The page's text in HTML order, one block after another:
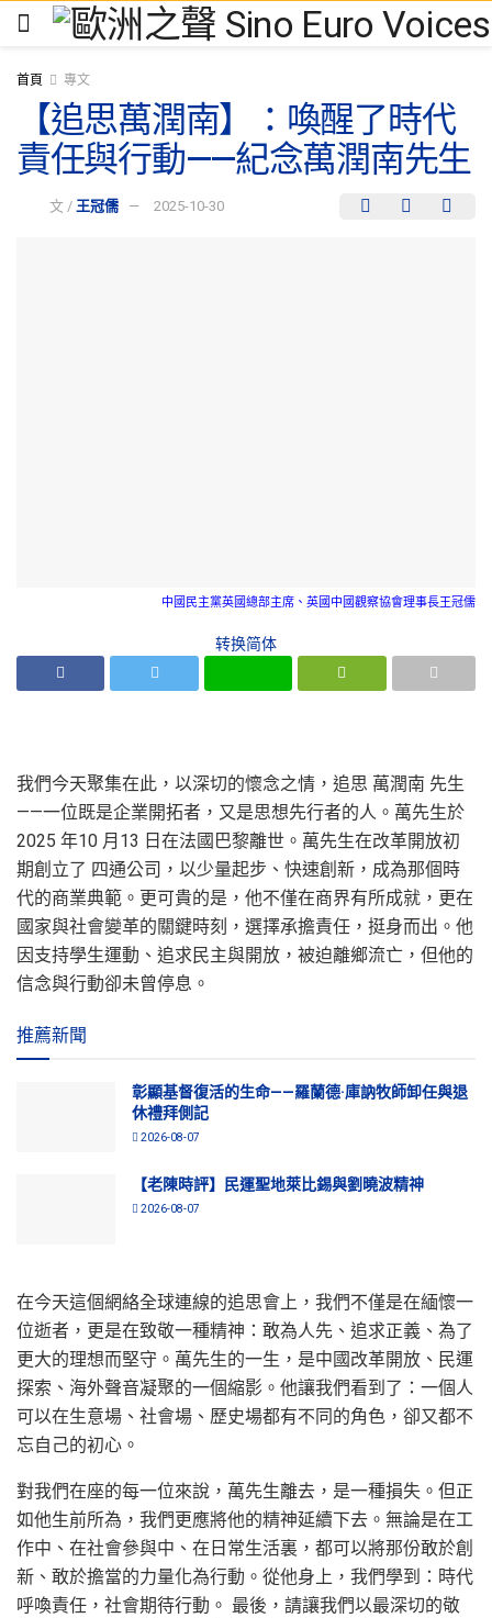
首頁 專文
【追思萬潤南】：喚醒了時代
責任與行動——紀念萬潤南先生
文 / 王冠儒 2025-10-30
中國民主黨英國總部主席、英國中國觀察協會理事長王冠儒
转换简体
我們今天聚集在此，以深切的懷念之情，追思 萬潤南 先生
——一位既是企業開拓者，又是思想先行者的人。萬先生於
2025 年10 月13 日在法國巴黎離世。萬先生在改革開放初
期創立了 四通公司，以少量起步、快速創新，成為那個時
代的商業典範。更可貴的是，他不僅在商界有所成就，更在
國家與社會變革的關鍵時刻，選擇承擔責任，挺身而出。他
因支持學生運動、追求民主與開放，被迫離鄉流亡，但他的
信念與行動卻未曾停息。
推薦新聞
彰顯基督復活的生命——羅蘭德·庫訥牧師卸任與退
休禮拜側記
2026-08-07
【老陳時評】民運聖地萊比錫與劉曉波精神
2026-08-07
在今天這個網絡全球連線的追思會上，我們不僅是在緬懷一
位逝者，更是在致敬一種精神：敢為人先、追求正義、為了
更大的理想而堅守。萬先生的一生，是中國改革開放、民運
探索、海外聲音凝聚的一個縮影。他讓我們看到了：一個人
可以在生意場、社會場、歷史場都有不同的角色，卻又都不
忘自己的初心。
對我們在座的每一位來說，萬先生離去，是一種損失。但正
如他生前所為，我們更應將他的精神延續下去。無論是在工
作中、在社會參與中、在日常生活裏，都可以將那份敢於創
新、敢於擔當的力量化為行動。從他身上，我們學到：時代
呼喚責任，社會期待行動。 最後，請讓我們以最深切的敬